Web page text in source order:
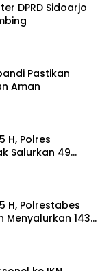
DPRD Sidoarjo
Pastikan
Aman
H, Polres
Salurkan 49
H, Polrestabes
Menyalurkan 143